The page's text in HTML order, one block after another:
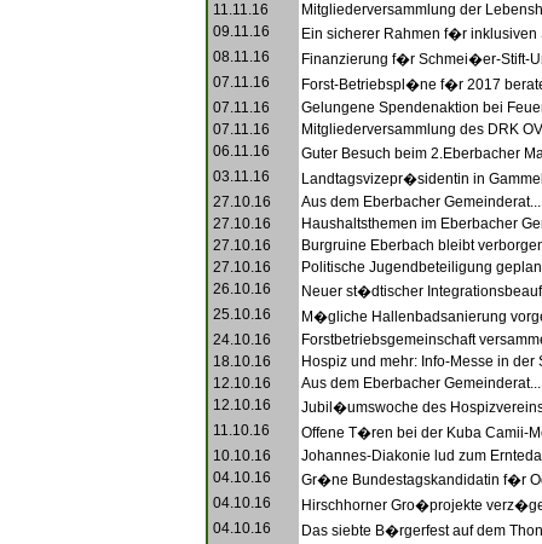
11.11.16
Mitgliederversammlung der
09.11.16
Ein sicherer Rahmen f�r inklusiven
08.11.16
Finanzierung f�r Schmei�er-Stift-
07.11.16
Forst-Betriebspl�ne f�r 2017
07.11.16
Gelungene Spendenaktion bei
07.11.16
Mitgliederversammlung des DRK
06.11.16
Guter Besuch beim 2.Eberbacher
03.11.16
Landtagsvizepr�sidentin in
27.10.16
Aus dem Eberbacher Gemeinderat...
27.10.16
Haushaltsthemen im Eberbacher
27.10.16
Burgruine Eberbach bleibt
27.10.16
Politische Jugendbeteiligung
26.10.16
Neuer st�dtischer
25.10.16
M�gliche Hallenbadsanierung
24.10.16
Forstbetriebsgemeinschaft
18.10.16
Hospiz und mehr: Info-Messe in der
12.10.16
Aus dem Eberbacher Gemeinderat...
12.10.16
Jubil�umswoche des
11.10.16
Offene T�ren bei der Kuba Camii-
10.10.16
Johannes-Diakonie lud zum
04.10.16
Gr�ne Bundestagskandidatin f�r
04.10.16
Hirschhorner Gro�projekte
04.10.16
Das siebte B�rgerfest auf dem